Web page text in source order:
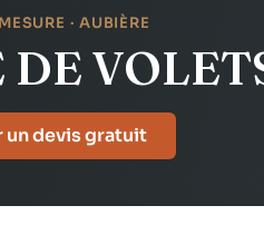
· AUBIÈRE
DE
un devis gratuit